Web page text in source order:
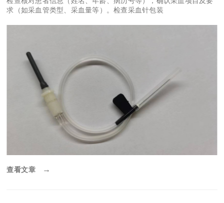
求（如采血管类型、采血量等）。检查采血针包装
查看文章 →